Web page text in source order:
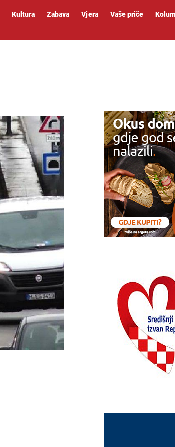
Kultura Zabava Vjera Vaše priče